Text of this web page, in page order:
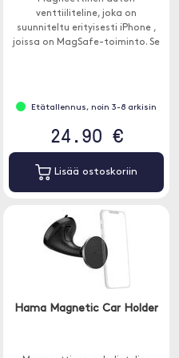
venttiiliteline, joka on
suunniteltu erityisesti iPhone ,
joissa on MagSafe-toiminto. Se
Etätallennus, noin 3-8 arkisin
24.90 €
Lisää ostoskoriin
Hama Magnetic Car Holder